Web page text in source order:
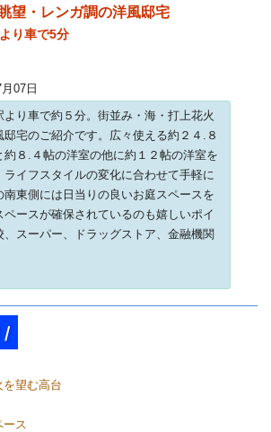
望・レンガ調の洋風邸宅
り車で5分
07日
より車で約５分。街並み・海・打上花火
宅のご紹介です。広々使える約２４.８
８.４帖の洋室の他に約１２帖の洋室を
イフスタイルの変化に合わせて手軽に
東側には日当りの良いお庭スペースを
ースが確保されているのも嬉しいポイ
、スーパー、ドラッグストア、金融機関
望む高台
ース